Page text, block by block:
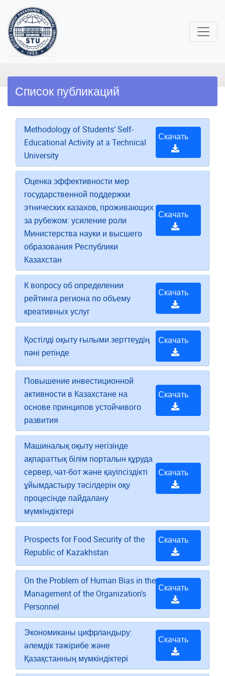
Список публикаций
Methodology of Students’ Self-
Educational Activity at a Technical
University
Скачать
Оценка эффективности мер
государственной поддержки
этнических казахов, проживающих
за рубежом: усиление роли
Министерства науки и высшего
образования Республики
Казахстан
Скачать
К вопросу об определении
рейтинга региона по объему
креативных услуг
Скачать
Қостілді оқыту ғылыми зерттеудің
пәні ретінде
Скачать
Повышение инвестиционной
активности в Казахстане на
основе принципов устойчивого
развития
Скачать
Машиналық оқыту негізінде
ақпараттық білім порталын құруда
сервер, чат-бот және қауіпсіздікті
ұйымдастыру тәсілдерін оқу
процесінде пайдалану
мүмкіндіктері
Скачать
Prospects for Food Security of the
Republic of Kazakhstan
Скачать
On the Problem of Human Bias in the
Management of the Organization's
Personnel
Скачать
Экономиканы цифрландыру:
әлемдік тәжірибе және
Қазақстанның мүмкіндіктері
Скачать